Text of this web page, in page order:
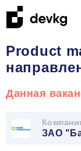
Product
Данная
ЗАО